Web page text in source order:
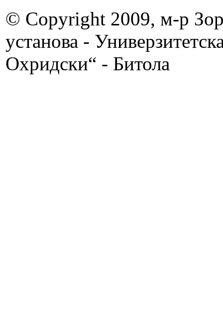
© Copyright 2009, м-р
установа -
Охридски“ - Битола